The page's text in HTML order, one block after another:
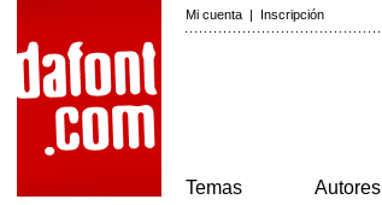
Mi cuenta | Inscripción
Temas
Autores